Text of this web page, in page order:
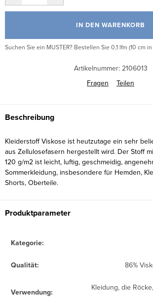
IN DEN WARENKORB
Suchen Sie ein MUSTER? Bestellen Sie 0,1 lfm (10 cm
Artikelnummer: 2106013
Fragen
Teilen
Beschreibung
Kleiderstoff Viskose ist heutzutage ein sehr
aus Zellulosefasern hergestellt wird. Der Stoff
120 g/m2 ist leicht, luftig, geschmeidig,
Sommerkleidung, insbesondere für Hemden,
Shorts, Oberteile.
Produktparameter
Kategorie:
Qualität: 86%
Verwendung:
Kleidung, die